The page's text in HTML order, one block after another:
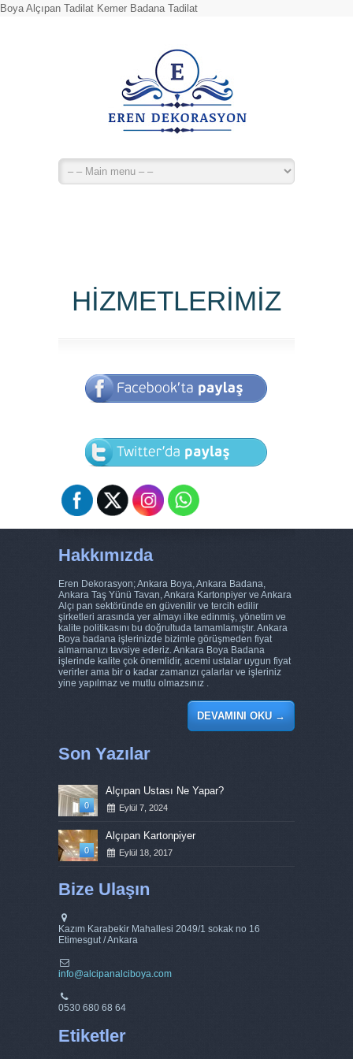
Boya Alçıpan Tadilat Kemer Badana Tadilat
HİZMETLERİMİZ
Hakkımızda
Eren Dekorasyon; Ankara Boya, Ankara Badana,
Ankara Taş Yünü Tavan, Ankara Kartonpiyer ve Ankara
Alçı pan sektöründe en güvenilir ve tercih edilir
şirketleri arasında yer almayı ilke edinmiş, yönetim ve
kalite politikasını bu doğrultuda tamamlamıştır. Ankara
Boya badana işlerinizde bizimle görüşmeden fiyat
almamanızı tavsiye ederiz. Ankara Boya Badana
işlerinde kalite çok önemlidir, acemi ustalar uygun fiyat
verirler ama bir o kadar zamanızı çalarlar ve işleriniz
yine yapılmaz ve mutlu olmazsınız .
DEVAMINI OKU→
Son Yazılar
0
Alçıpan Ustası Ne Yapar?
Eylül 7, 2024
0
Alçıpan Kartonpiyer
Eylül 18, 2017
Bize Ulaşın
Kazım Karabekir Mahallesi 2049/1 sokak no 16
Etimesgut / Ankara
info@alcipanalciboya.com
0530 680 68 64
Etiketler